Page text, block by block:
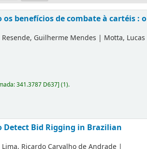
benefícios de combate à cartéis : o
Resende, Guilherme Mendes | Motta, Lucas
341.3787 D637](1).
Detect Bid Rigging in Brazilian